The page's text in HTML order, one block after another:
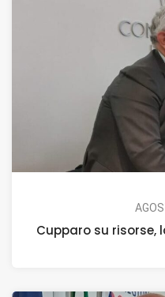
Cupparo su risorse,